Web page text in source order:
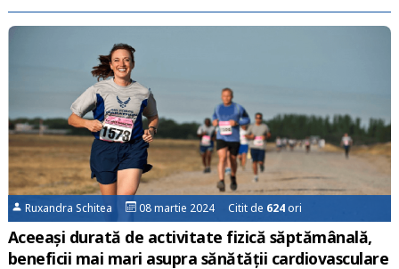
Ruxandra Schitea 08 martie 2024 Citit de 624ori
Aceeași durată de activitate fizică săptămânală,
beneficii mai mari asupra sănătății cardiovasculare